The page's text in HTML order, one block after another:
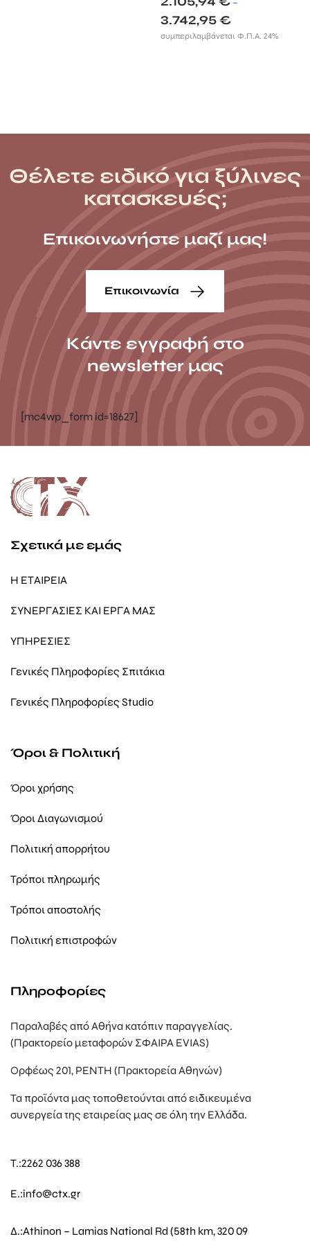
–
3.742,95€
range:
συμπεριλαμβάνεται Φ.Π.Α. 24%
Θέλετε ειδικό για ξύλινες
κατασκευές;
Επικοινωνήστε μαζί μας!
Επικοινωνία
Κάντε εγγραφή στο
newsletter μας
[mc4wp_form id=18627]
Σχετικά με εμάς
Η ΕΤΑΙΡΕΙΑ
ΣΥΝΕΡΓΑΣΙΕΣ ΚΑΙ ΕΡΓΑ ΜΑΣ
ΥΠΗΡΕΣΙΕΣ
Γενικές Πληροφορίες Σπιτάκια
Γενικές Πληροφορίες Studio
Όροι & Πολιτική
Όροι χρήσης
Όροι Διαγωνισμού
Πολιτική απορρήτου
Τρόποι πληρωμής
Τρόποι αποστολής
Πολιτική επιστροφών
Πληροφορίες
Παραλαβές από Αθήνα κατόπιν παραγγελίας.
(Πρακτορείο μεταφορών ΣΦΑΙΡΑ EVIAS)
Ορφέως 201, ΡΕΝΤΗ (Πρακτορεία Αθηνών)
Τα προϊόντα μας τοποθετούνται από ειδικευμένα
συνεργεία της εταιρείας μας σε όλη την Ελλάδα.
T.:2262 036 388
E.:info@ctx.gr
Δ.:Athinon – Lamias National Rd (58th km, 320 09